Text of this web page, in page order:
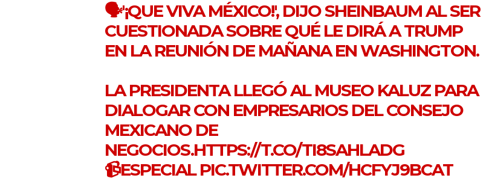
🗣️'¡QUE VIVA MÉXICO!', DIJO SHEINBAUM AL SER
CUESTIONADA SOBRE QUÉ LE DIRÁ A TRUMP
EN LA REUNIÓN DE MAÑANA EN WASHINGTON.
LA PRESIDENTA LLEGÓ AL MUSEO KALUZ PARA
DIALOGAR CON EMPRESARIOS DEL CONSEJO
MEXICANO DE
NEGOCIOS.HTTPS://T.CO/TI8SAHLADG
📹ESPECIALPIC.TWITTER.COM/HCFYJ9BCAT